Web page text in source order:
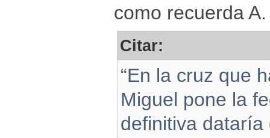
como recuerda
Citar:
“En la cruz que
Miguel pone la
definitiva